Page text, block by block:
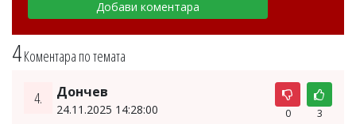
4Коментара по темата
4. Дончев
24.11.2025 14:28:00 0 3